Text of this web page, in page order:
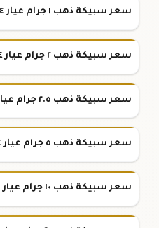
سعر سبيكة ذهب ١ جرام عيار ٢٤
سعر سبيكة ذهب ٢ جرام عيار ٢٤
سعر سبيكة ذهب ٢.٥ جرام عيار ٢٤
سعر سبيكة ذهب ٥ جرام عيار ٢٤
سعر سبيكة ذهب ١٠ جرام عيار ٢٤